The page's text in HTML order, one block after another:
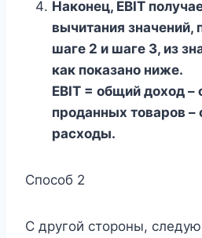
Наконец, EBIT
вычитания значений,
шаге 2 и шаге 3, из
как показано ниже.
EBIT = общий доход –
проданных товаров
расходы.
Способ 2
С другой стороны,